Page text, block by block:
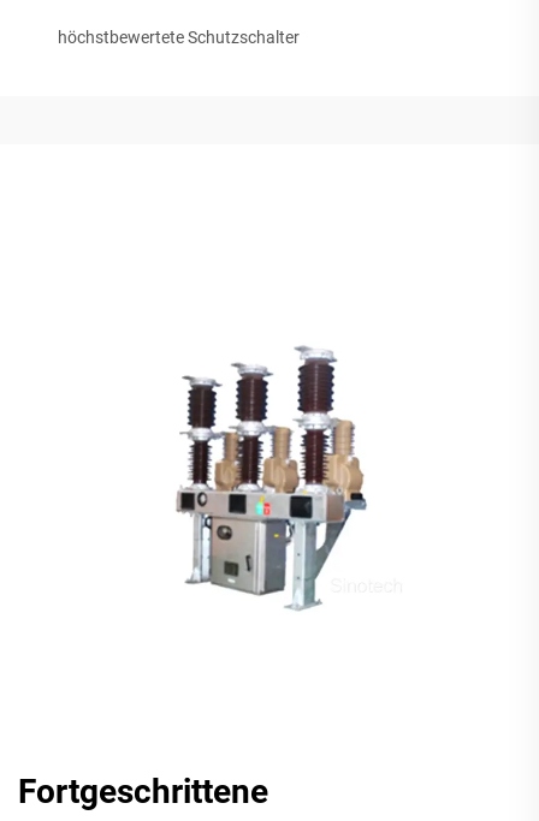
höchstbewertete Schutzschalter
Fortgeschrittene